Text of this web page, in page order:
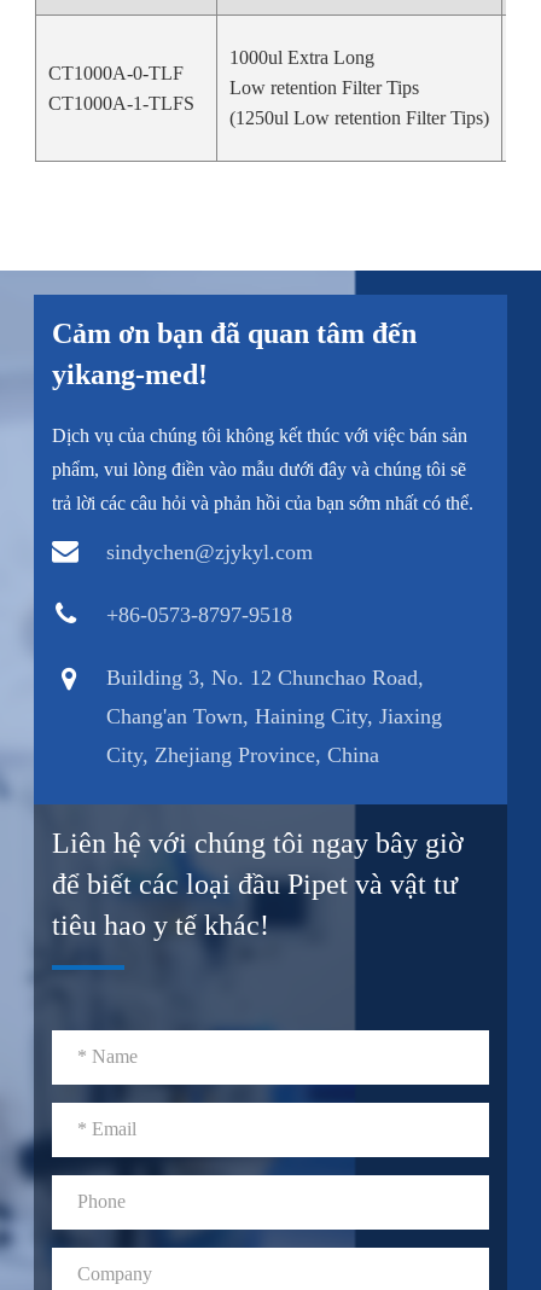
CT1000A-0-TLF
CT1000A-1-TLFS
1000ul Extra Long
Low retention Filter Tips
(1250ul Low retention Filter Tips)
Cảm ơn bạn đã quan tâm đến
yikang-med!
Dịch vụ của chúng tôi không kết thúc với việc bán sản
phẩm, vui lòng điền vào mẫu dưới đây và chúng tôi sẽ
trả lời các câu hỏi và phản hồi của bạn sớm nhất có thể.
sindychen@zjykyl.com
+86-0573-8797-9518
Building 3, No. 12 Chunchao Road,
Chang'an Town, Haining City, Jiaxing
City, Zhejiang Province, China
Liên hệ với chúng tôi ngay bây giờ
để biết các loại đầu Pipet và vật tư
tiêu hao y tế khác!